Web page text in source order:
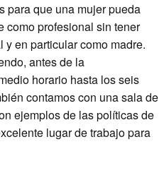
para que una mujer pueda
como profesional sin tener
en particular como madre.
antes de la
horario hasta los seis
contamos con una sala de
ejemplos de las políticas de
lugar de trabajo para